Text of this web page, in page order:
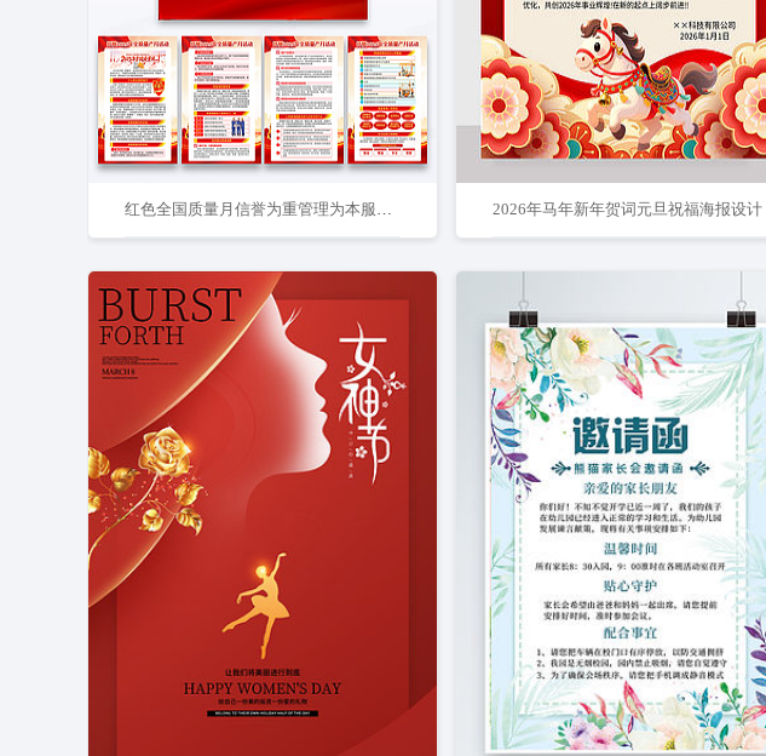
红色全国质量月信誉为重管理为本服务为诚海报组合 2026年马年新年贺词元旦祝福海报设计